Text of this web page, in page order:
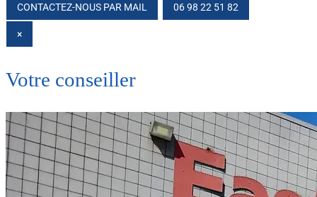
CONTACTEZ-NOUS PAR MAIL 06 98 22 51 82
×CLOSE
Votre conseiller